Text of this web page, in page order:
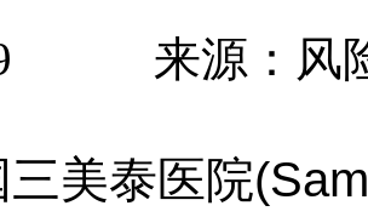
来源：风
美泰医院